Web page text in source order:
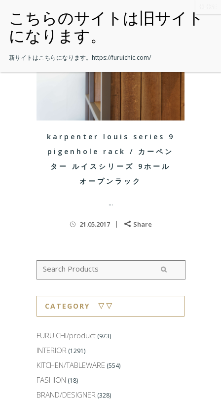
karpenter louis series 9
pigenhole rack / カーペン
ター ルイスシリーズ 9ホール
オープンラック
...
21.05.2017 Share
CATEGORY ▽▽
FURUICHI/product (973)
INTERIOR (1291)
KITCHEN/TABLEWARE (554)
FASHION (18)
BRAND/DESIGNER (328)
新サイトはこちらになります。 https://furuichic.com/